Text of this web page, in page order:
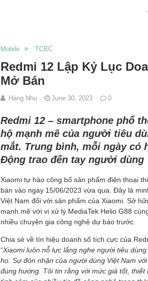
Mobile TCBC
Redmi 12 Lập Kỷ Lục
Mở Bán
Hang Nhu June 30, 2023 0
Redmi 12 – smartphone phổ
hộ mạnh mẽ của người tiêu
mắt. Trung bình, mỗi ngày có
Động trao đến tay người dùng
Xiaomi tự hào công bố sản phẩm điện thoại
bán vào ngày 15/06/2023 vừa qua. Đây là
Việt Nam đối với sản phẩm của Xiaomi. Sở
mạnh mẽ với vi xử lý MediaTek Helio G88
nhiều chuyên gia công nghệ dự báo trước.
Chia sẻ về tín hiệu doanh số tích cực của
“Xiaomi luôn nỗ lực lắng nghe người tiêu
họ. Sự đón nhận của người dùng Việt Nam
đúng hướng. Tôi tin rằng với mức giá tốt,